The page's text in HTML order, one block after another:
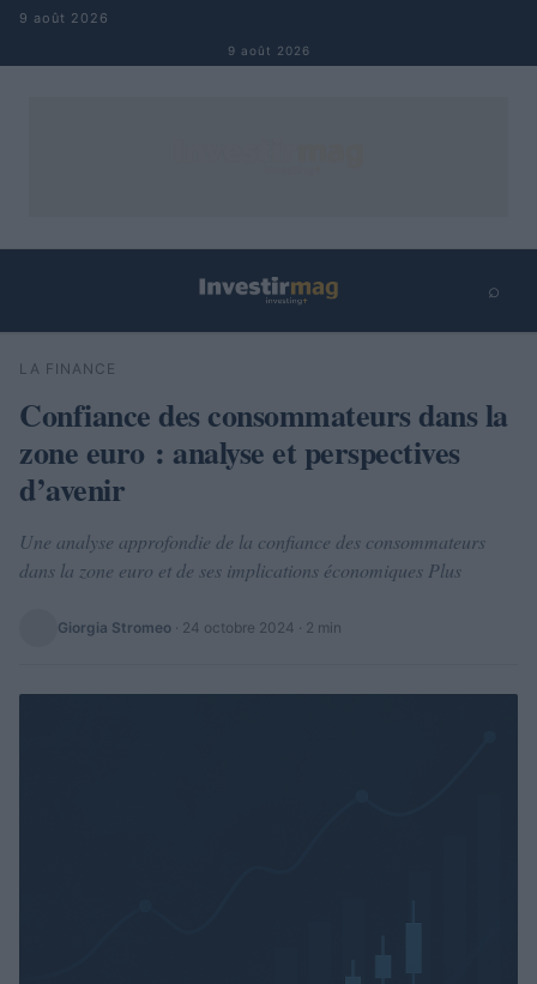
Aller au contenu
9 août 2026
9 août 2026
⌕
Rechercher
LA FINANCE
Confiance des consommateurs dans la
zone euro : analyse et perspectives
d’avenir
Une analyse approfondie de la confiance des consommateurs
dans la zone euro et de ses implications économiques Plus
Giorgia Stromeo · 24 octobre 2024 · 2 min